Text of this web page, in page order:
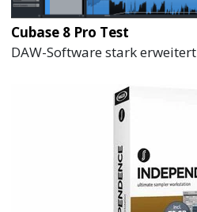
Cubase 8 Pro Test
DAW-Software stark erweitert